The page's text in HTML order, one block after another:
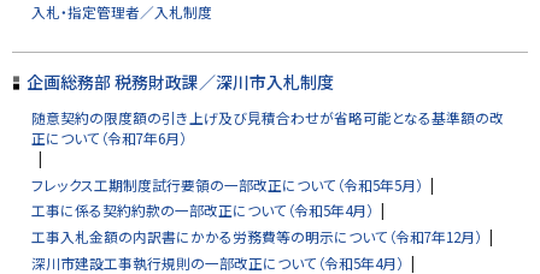
る
入札・指定管理者／入札制度
企画総務部 税務財政課／深川市入札制度
随意契約の限度額の引き上げ及び見積合わせが省略可能となる基準額の改
正について（令和7年6月）
フレックス工期制度試行要領の一部改正について（令和5年5月）
工事に係る契約約款の一部改正について（令和5年4月）
工事入札金額の内訳書にかかる労務費等の明示について（令和7年12月）
深川市建設工事執行規則の一部改正について（令和5年4月）